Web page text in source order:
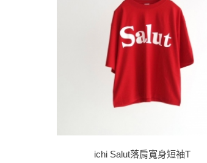
ichi Salut落肩寬身短袖T